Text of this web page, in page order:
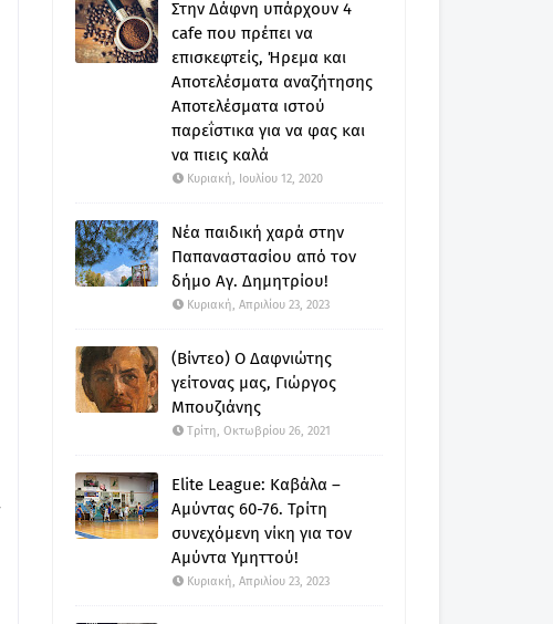
Στην Δάφνη υπάρχουν 4
cafe που πρέπει να
επισκεφτείς, Ήρεμα και
Αποτελέσματα αναζήτησης
Αποτελέσματα ιστού
παρεΐστικα για να φας και
να πιεις καλά
Κυριακή, Ιουλίου 12, 2020
Νέα παιδική χαρά στην
Παπαναστασίου από τον
δήμο Αγ. Δημητρίου!
Κυριακή, Απριλίου 23, 2023
(Βίντεο) Ο Δαφνιώτης
γείτονας μας, Γιώργος
Μπουζιάνης
Τρίτη, Οκτωβρίου 26, 2021
Elite League: Καβάλα –
Αμύντας 60-76. Τρίτη
συνεχόμενη νίκη για τον
Αμύντα Υμηττού!
Κυριακή, Απριλίου 23, 2023